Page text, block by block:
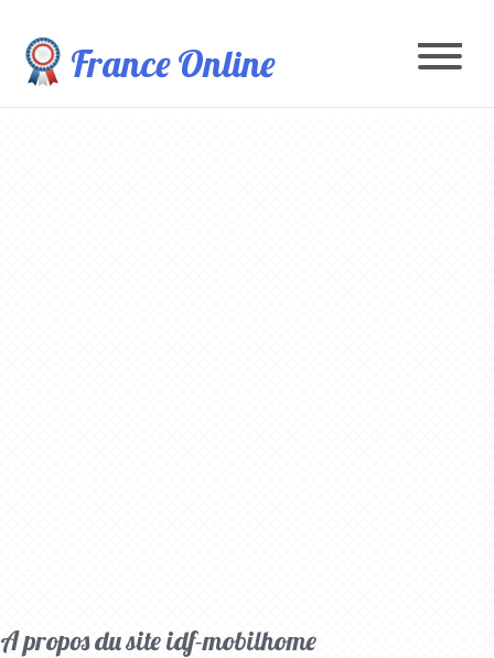
France Online
A propos du site idf-mobilhome